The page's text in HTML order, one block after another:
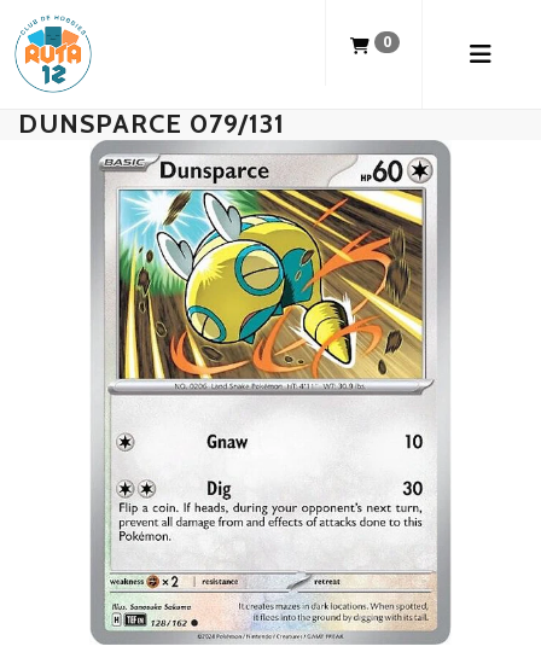
0
DUNSPARCE 079/131